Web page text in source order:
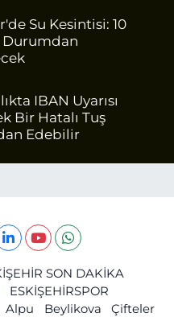
Su Kesintisi: 10
Durumdan
IBAN Uyarısı
Bir Hatalı Tuş
Edebilir
SON DAKİKA
ESKİŞEHİRSPOR
Alpu Beylikova Çifteler